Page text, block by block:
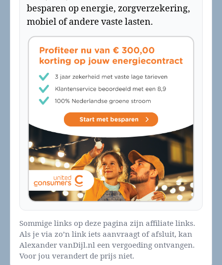
besparen op energie, zorgverzekering,
mobiel of andere vaste lasten.
Sommige links op deze pagina zijn affiliate links.
Als je via zo’n link iets aanvraagt of afsluit, kan
Alexander vanDijl.nl een vergoeding ontvangen.
Voor jou verandert de prijs niet.